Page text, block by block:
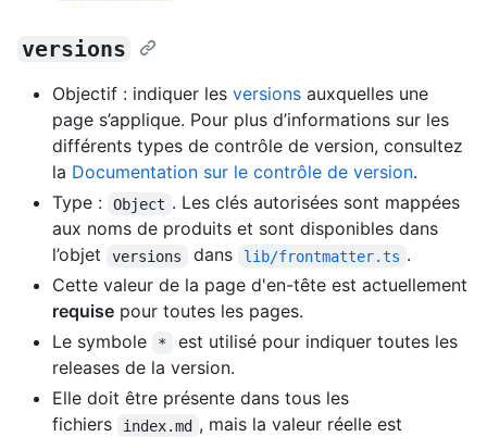
versions
Objectif : indiquer les versions auxquelles une
page s’applique. Pour plus d’informations sur les
différents types de contrôle de version, consultez
la Documentation sur le contrôle de version.
Type :
Object . Les clés autorisées sont mappées
aux noms de produits et sont disponibles dans
l’objet
versions dans lib/frontmatter.ts .
Cette valeur de la page d'en-tête est actuellement
requise pour toutes les pages.
Le symbole
*
est utilisé pour indiquer toutes les
releases de la version.
Elle doit être présente dans tous les
fichiers
index.md , mais la valeur réelle est